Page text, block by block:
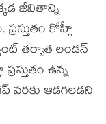
జీవితాన్ని
కోహ్లీ
తర్వాత లండన్
ఉన్న
వరకు ఆడగలడని